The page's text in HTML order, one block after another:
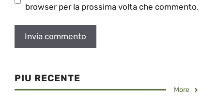
browser per la prossima volta che commento.
PIU RECENTE
More